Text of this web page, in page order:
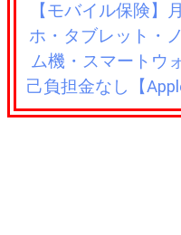
【モバイル保険】
ホ・タブレット・
ム機・スマートウ
己負担金なし【